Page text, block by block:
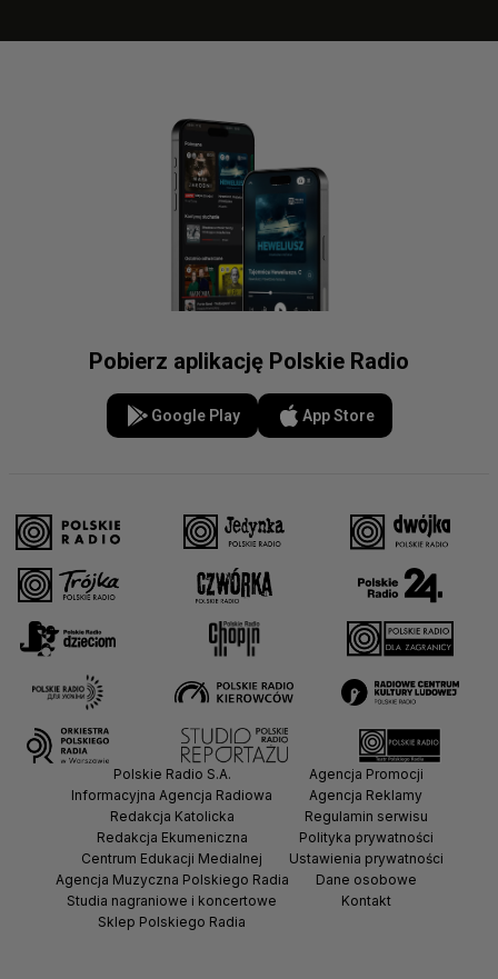
Pobierz aplikację Polskie Radio
Google Play App Store
Polskie Radio S.A.
Informacyjna Agencja Radiowa
Redakcja Katolicka
Redakcja Ekumeniczna
Centrum Edukacji Medialnej
Agencja Muzyczna Polskiego Radia
Studia nagraniowe i koncertowe
Sklep Polskiego Radia
Agencja Promocji
Agencja Reklamy
Regulamin serwisu
Polityka prywatności
Ustawienia prywatności
Dane osobowe
Kontakt